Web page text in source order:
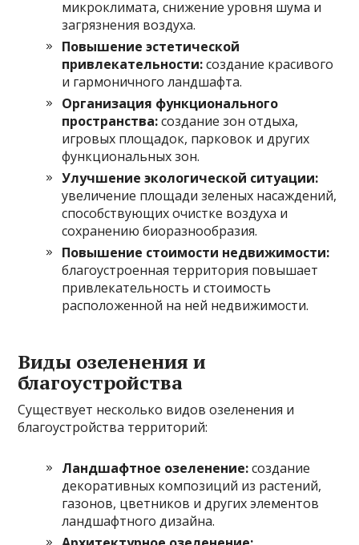
микроклимата, снижение уровня шума и
загрязнения воздуха.
Повышение эстетической
привлекательности:создание красивого
и гармоничного ландшафта.
Организация функционального
пространства:создание зон отдыха,
игровых площадок, парковок и других
функциональных зон.
Улучшение экологической ситуации:
увеличение площади зеленых насаждений,
способствующих очистке воздуха и
сохранению биоразнообразия.
Повышение стоимости недвижимости:
благоустроенная территория повышает
привлекательность и стоимость
расположенной на ней недвижимости.
Виды озеленения и
благоустройства
Существует несколько видов озеленения и
благоустройства территорий:
Ландшафтное озеленение:создание
декоративных композиций из растений,
газонов, цветников и других элементов
ландшафтного дизайна.